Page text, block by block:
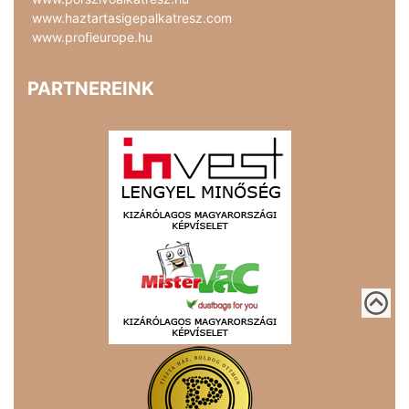
www.haztartasigepalkatresz.com
www.profieurope.hu
PARTNEREINK